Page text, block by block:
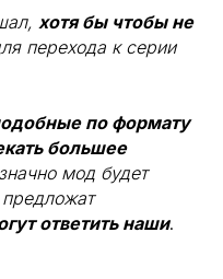
хотя бы чтобы не
перехода к серии
по формату
большее
мод будет
ответить наши.